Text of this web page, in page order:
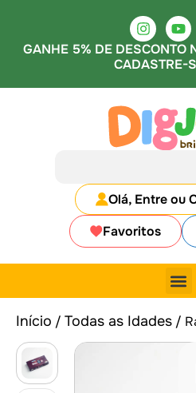
GANHE 5% DE DESCONTO
CADASTRE-
Olá, Entre ou
Favoritos
Início / Todas as Idades /